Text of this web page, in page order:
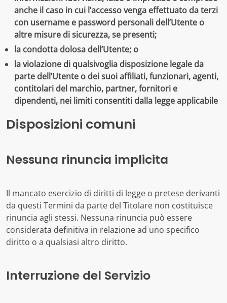
anche il caso in cui l’accesso venga effettuato da terzi
con username e password personali dell’Utente o
altre misure di sicurezza, se presenti;
la condotta dolosa dell’Utente; o
la violazione di qualsivoglia disposizione legale da
parte dell’Utente o dei suoi affiliati, funzionari, agenti,
contitolari del marchio, partner, fornitori e
dipendenti, nei limiti consentiti dalla legge applicabile
Disposizioni comuni
Nessuna rinuncia implicita
Il mancato esercizio di diritti di legge o pretese derivanti
da questi Termini da parte del Titolare non costituisce
rinuncia agli stessi. Nessuna rinuncia può essere
considerata definitiva in relazione ad uno specifico
diritto o a qualsiasi altro diritto.
Interruzione del Servizio